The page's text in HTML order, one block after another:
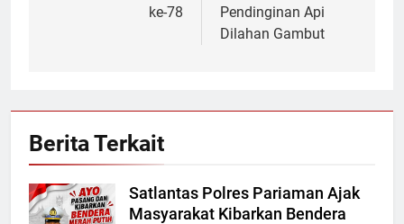
ke-78
Pendinginan Api
Dilahan Gambut
Berita Terkait
Satlantas Polres Pariaman Ajak
Masyarakat Kibarkan Bendera